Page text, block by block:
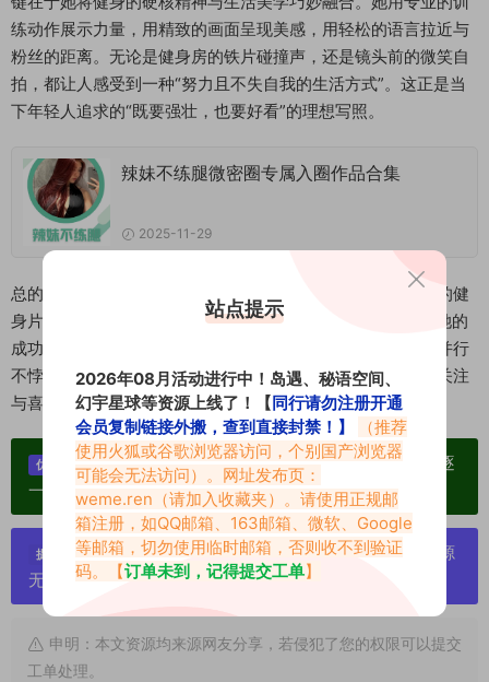
练动作展示力量，用精致的画面呈现美感，用轻松的语言拉近与
粉丝的距离。无论是健身房的铁片碰撞声，还是镜头前的微笑自
拍，都让人感受到一种“努力且不失自我的生活方式”。这正是当
下年轻人追求的“既要强壮，也要好看”的理想写照。
辣妹不练腿微密圈专属入圈作品合集
2025-11-29
总的来说，辣妹不练腿用她的两大抖音号，持续输出高质量的健
身片段与生活美照，构建了一个兼具力量与美感的个人IP。她的
成功案例提醒我们：在内容创作的道路上，专业与审美可以并行
不悖，只要坚持真实、保持互动，就能在平台上赢得长久的关注
与喜爱。
优势：
单个博主作品统一整合分享、素材高度去重复、逐
一归档方便收藏！
提示：
严禁搬运资源链接，一经发现封号处理，素材资源
无露点、需求请绕道，关闭本站网页！
申明：本文资源均来源网友分享，若侵犯了您的权限可以提交
工单处理。
站点提示
2026年08月活动进行中！岛遇、秘语空间、
幻宇星球等资源上线了！【同行请勿注册开通
会员复制链接外搬，查到直接封禁！】
（推荐
使用火狐或谷歌浏览器访问，个别国产浏览器
可能会无法访问）。网址发布页：
weme.ren （请加入收藏夹）。请使用正规邮
箱注册，如QQ邮箱、163邮箱、微软、Google
等邮箱，切勿使用临时邮箱，否则收不到验证
码。【订单未到，记得提交工单】